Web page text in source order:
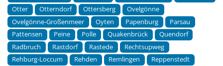
Otter
Otterndorf Ottersberg
Ovelgönne
Ovelgönne-Großenmeer
Oyten Papenburg
Parsau
Pattensen
Peine Polle Quakenbrück
Quendorf
Radbruch
Rastdorf Rastede
Rechtsupweg
Rehburg-Loccum
Rehden Remlingen
Reppenstedt